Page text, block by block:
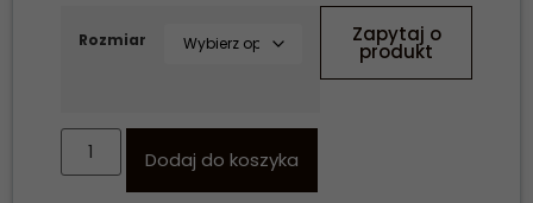
Rozmiar
Dodaj do koszyka
Zapytaj o
produkt